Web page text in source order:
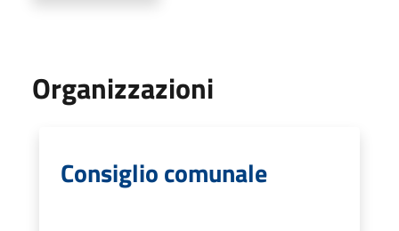
Organizzazioni
Consiglio comunale